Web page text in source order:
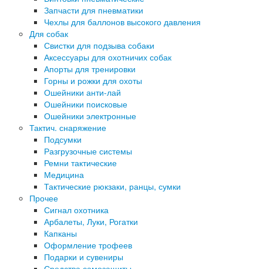
Запчасти для пневматики
Чехлы для баллонов высокого давления
Для собак
Свистки для подзыва собаки
Аксессуары для охотничих собак
Апорты для тренировки
Горны и рожки для охоты
Ошейники анти-лай
Ошейники поисковые
Ошейники электронные
Тактич. снаряжение
Подсумки
Разгрузочные системы
Ремни тактические
Медицина
Тактические рюкзаки, ранцы, сумки
Прочее
Сигнал охотника
Арбалеты, Луки, Рогатки
Капканы
Оформление трофеев
Подарки и сувениры